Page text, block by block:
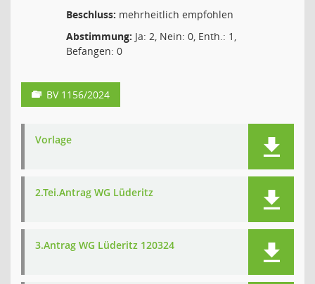
Beschluss: mehrheitlich empfohlen
Abstimmung: Ja: 2, Nein: 0, Enth.: 1,
Befangen: 0
BV 1156/2024
Vorlage
2.Tei.Antrag WG Lüderitz
3.Antrag WG Lüderitz 120324